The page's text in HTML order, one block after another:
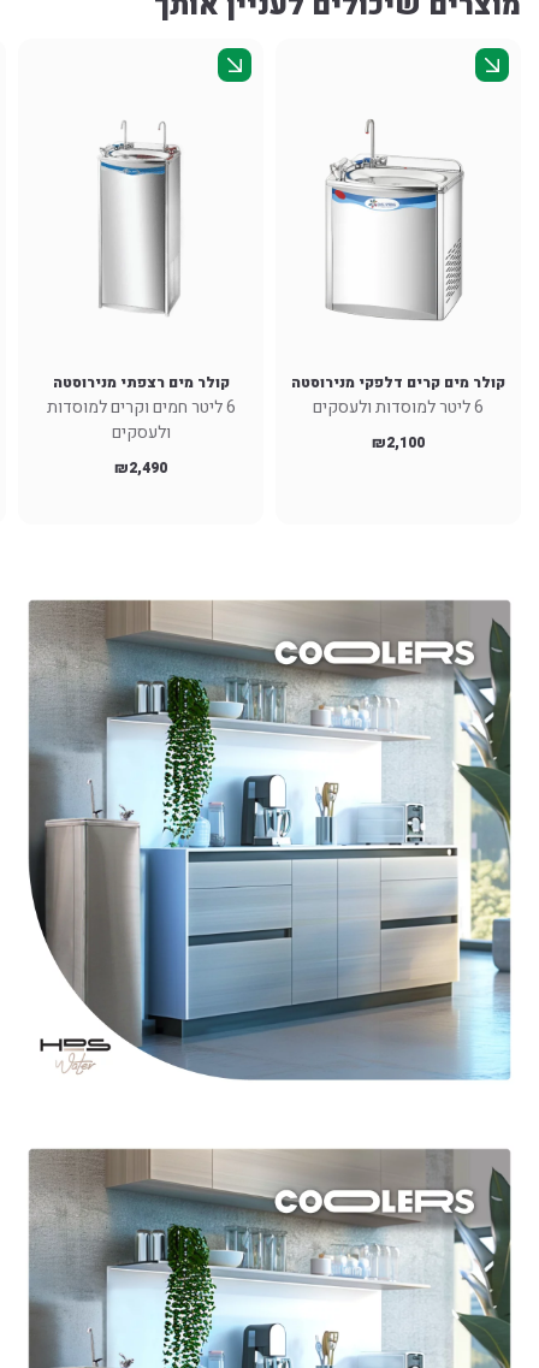
קולר מים קרים דלפקי מנירוסטה
6 ליטר למוסדות ולעסקים
₪2,100
קולר מים רצפתי מנירוסטה
6 ליטר חמים וקרים למוסדות
ולעסקים
₪2,490